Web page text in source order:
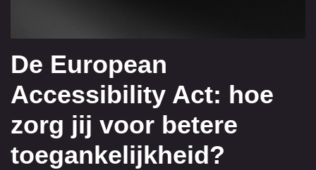
De European
Accessibility Act: hoe
zorg jij voor betere
toegankelijkheid?